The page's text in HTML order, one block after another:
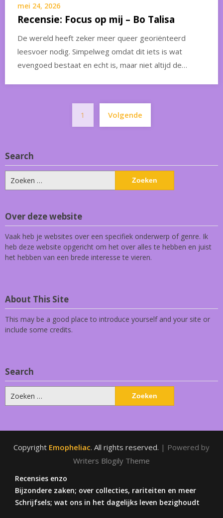
mei 24, 2026
Recensie: Focus op mij – Bo Talisa
De wereld heeft zeker meer queer georiënteerd
leesvoer nodig. Simpelweg omdat dit iets is wat
evengoed bestaat en echt is, maar niet altijd de…
Berichten
paginering
1 Volgende
Search
naar:
Over deze website
Vaak heb je websites over een specifiek onderwerp of genre. Ik
heb deze website opgericht om het over alles te hebben en juist
het hebben van een brede interesse te vieren.
About This Site
This may be a good place to introduce yourself and your site or
include some credits.
Search
naar:
Copyright Emopheliac. All rights reserved. | Powered by
Writers Blogily Theme
Recensies enzo
Bijzondere zaken; over collecties, rariteiten en meer
Schrijfsels; wat ons in het dagelijks leven bezighoudt